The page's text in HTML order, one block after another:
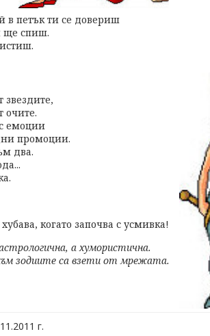
в петък ти се довериш
ще спиш.
звездите,
очите.
емоции
промоции.
два.
когато започва с усмивка!
а хумористична.
зодиите са взети от мрежата.
г.